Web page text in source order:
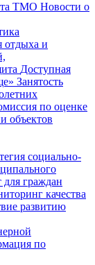
ТМО Новости о
отдыха и
Доступная
Занятость
по оценке
объектов
социально-
граждан
качества
развитию
по